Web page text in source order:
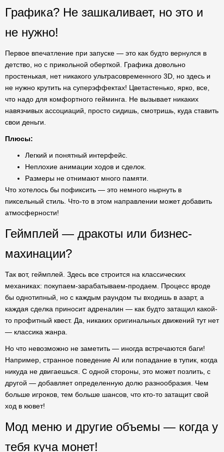
Графика? Не зашкаливает, но это и
не нужно!
Первое впечатление при запуске — это как будто вернулся в
детство, но с прикольной оберткой. Графика довольно
простенькая, нет никакого ультрасовременного 3D, но здесь и
не нужно крутить на суперэффектах! Цветастенько, ярко, все,
что надо для комфортного гейминга. Не вызывает никаких
навязчивых ассоциаций, просто сидишь, смотришь, куда ставить
свои деньги.
Плюсы:
Легкий и понятный интерфейс.
Неплохие анимации ходов и сделок.
Размеры не отнимают много памяти.
Что хотелось бы пофиксить — это немного нырнуть в
пиксельный стиль. Что-то в этом направлении может добавить
атмосферности!
Геймплей — дракоты или бизнес-
махинации?
Так вот, геймплей. Здесь все строится на классических
механиках: покупаем-зарабатываем-продаем. Процесс вроде
бы однотипный, но с каждым раундом ты входишь в азарт, а
каждая сделка приносит адреналин — как будто затащил какой-
то профитный квест. Да, никаких оригинальных движений тут нет
— классика жанра.
Но что невозможно не заметить — иногда встречаются баги!
Например, странное поведение AI или попадание в тупик, когда
никуда не двигаешься. С одной стороны, это может позлить, с
другой — добавляет определенную долю разнообразия. Чем
больше игроков, тем больше шансов, что кто-то затащит свой
ход в кювет!
Мод меню и другие объемы — когда у
тебя куча монет!